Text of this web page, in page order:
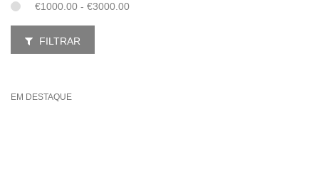
€1000.00 - €3000.00
FILTRAR
EM DESTAQUE